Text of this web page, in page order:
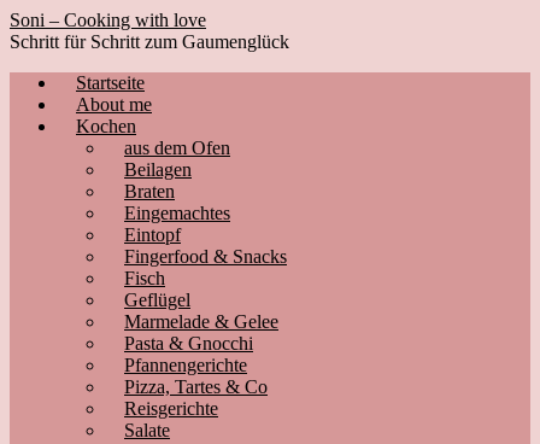
Soni – Cooking with love
Schritt für Schritt zum Gaumenglück
Startseite
About me
Kochen
aus dem Ofen
Beilagen
Braten
Eingemachtes
Eintopf
Fingerfood & Snacks
Fisch
Geflügel
Marmelade & Gelee
Pasta & Gnocchi
Pfannengerichte
Pizza, Tartes & Co
Reisgerichte
Salate